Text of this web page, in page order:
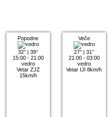
Popodne
32° |39°
15:00 - 21:00
vedro
Vetar ZJZ
15km/h
Veče
27° |31°
21:00 - 03:00
vedro
Vetar IJI 8km/h